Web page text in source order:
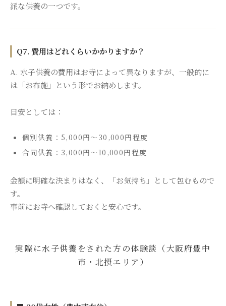
派な供養の一つです。
Q7. 費用はどれくらいかかりますか？
A. 水子供養の費用はお寺によって異なりますが、一般的に
は「お布施」という形でお納めします。
目安としては：
個別供養：5,000円〜30,000円程度
合同供養：3,000円〜10,000円程度
金額に明確な決まりはなく、「お気持ち」として包むもので
す。
事前にお寺へ確認しておくと安心です。
実際に水子供養をされた方の体験談（大阪府豊中
市・北摂エリア）